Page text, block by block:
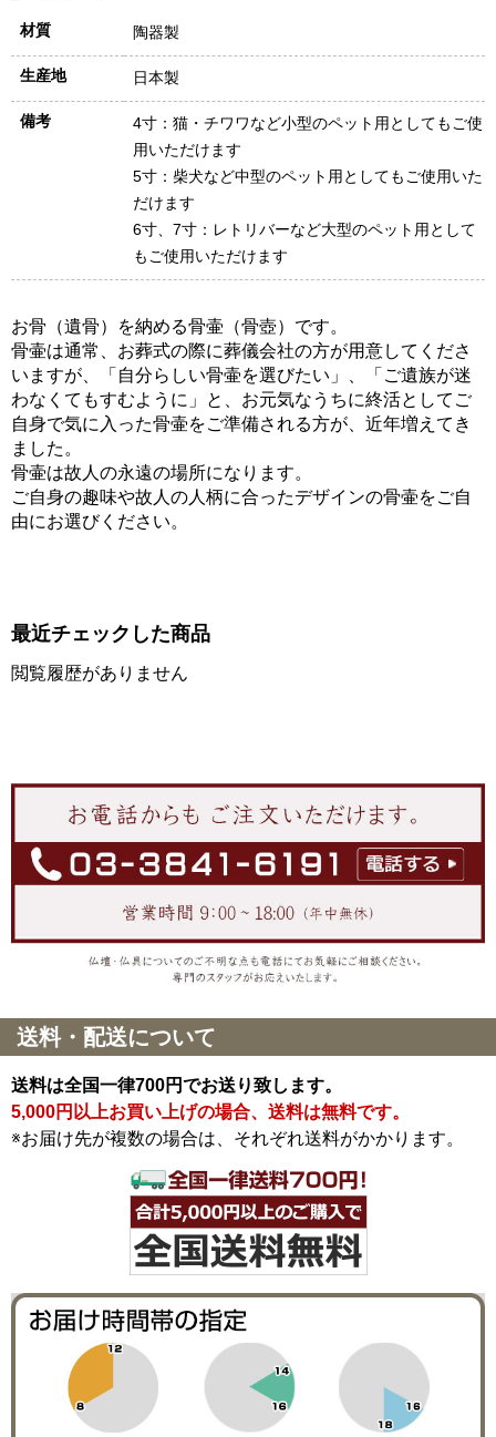
材質 陶器製
生産地 日本製
備考
4寸：猫・チワワなど小型のペット用としてもご使
用いただけます
5寸：柴犬など中型のペット用としてもご使用いた
だけます
6寸、7寸：レトリバーなど大型のペット用として
もご使用いただけます
お骨（遺骨）を納める骨壷（骨壺）です。
骨壷は通常、お葬式の際に葬儀会社の方が用意してくださ
いますが、「自分らしい骨壷を選びたい」、「ご遺族が迷
わなくてもすむように」と、お元気なうちに終活としてご
自身で気に入った骨壷をご準備される方が、近年増えてき
ました。
骨壷は故人の永遠の場所になります。
ご自身の趣味や故人の人柄に合ったデザインの骨壷をご自
由にお選びください。
最近チェックした商品
閲覧履歴がありません
送料・配送について
送料は全国一律700円でお送り致します。
5,000円以上お買い上げの場合、送料は無料です。
※お届け先が複数の場合は、それぞれ送料がかかります。